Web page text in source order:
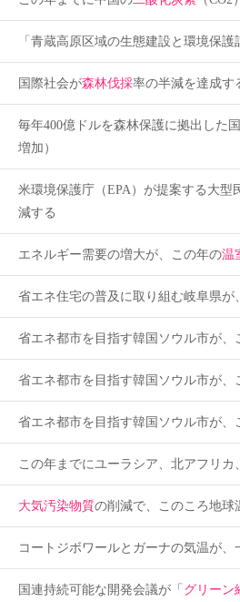
「青蔵高原区域の生態建設と環境保護
国際社会が森林伐採率の半減を達成す
毎年400億ドルを森林保護に拠出した
増加）
米環境保護庁（EPA）が提案する大型
減する
エネルギー需要の増大が、この年の温
省エネ住宅の普及に取り組む岐阜県が、
省エネ都市を目指す韓国ソウル市が、
省エネ都市を目指す韓国ソウル市が、
省エネ都市を目指す韓国ソウル市が、
この年までにユーラシア、北アフリ
大気汚染物質の削減で、このころ地球
コートジボワールとガーナの気温が
国連持続可能な開発会議が「 グリーン